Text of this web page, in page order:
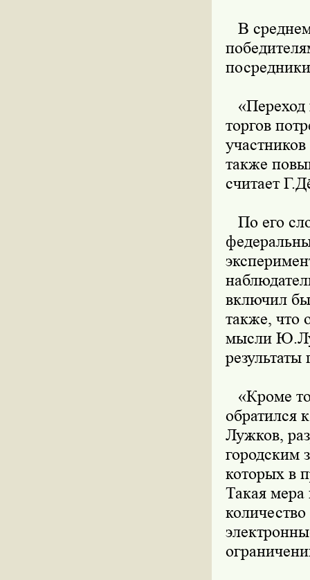
В
«Переход
торгов
также
считает
По его
включил бы
также, что
мысли
«Кроме
обратился
Лужков,
городским
которых в
Такая мера